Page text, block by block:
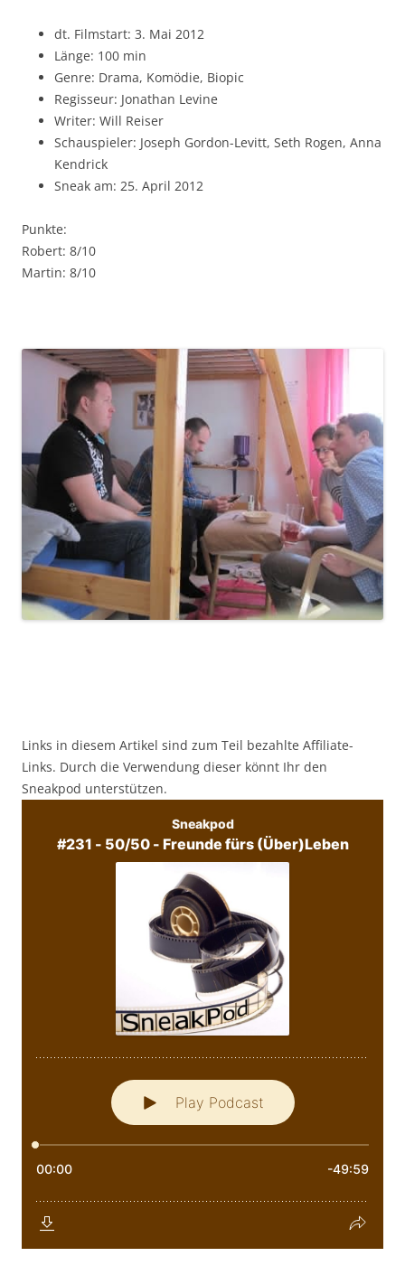
dt. Filmstart: 3. Mai 2012
Länge: 100 min
Genre: Drama, Komödie, Biopic
Regisseur: Jonathan Levine
Writer: Will Reiser
Schauspieler: Joseph Gordon-Levitt, Seth Rogen, Anna
Kendrick
Sneak am: 25. April 2012
Punkte:
Robert: 8/10
Martin: 8/10
Links in diesem Artikel sind zum Teil bezahlte Affiliate-
Links. Durch die Verwendung dieser könnt Ihr den
Sneakpod unterstützen.